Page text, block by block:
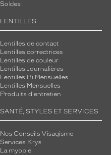
Soldes
LENTILLES
Lentilles de contact
Lentilles correctrices
Lentilles de couleur
Lentilles Journalières
Lentilles Bi Mensuelles
Lentilles Mensuelles
Produits d'entretien
SANTÉ, STYLES ET SERVICES
Nos Conseils Visagisme
Services Krys
La myopie